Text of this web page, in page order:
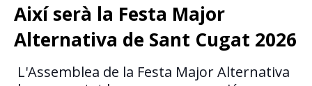
Així serà la Festa Major
Alternativa de Sant Cugat 2026
L'Assemblea de la Festa Major Alternativa